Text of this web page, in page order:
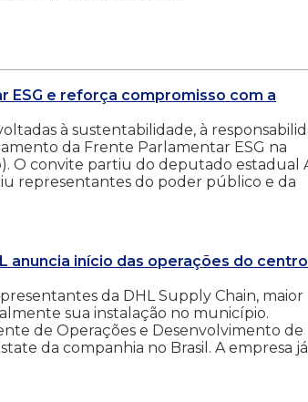
ESG e reforça compromisso com a
à sustentabilidade, à
da Frente Parlamentar ESG na
O convite partiu do deputado estadual
representantes do poder público e da
anuncia início das operações do
da DHL Supply Chain, maior
sua instalação no município.
de Operações e Desenvolvimento de
da companhia no Brasil. A empresa já